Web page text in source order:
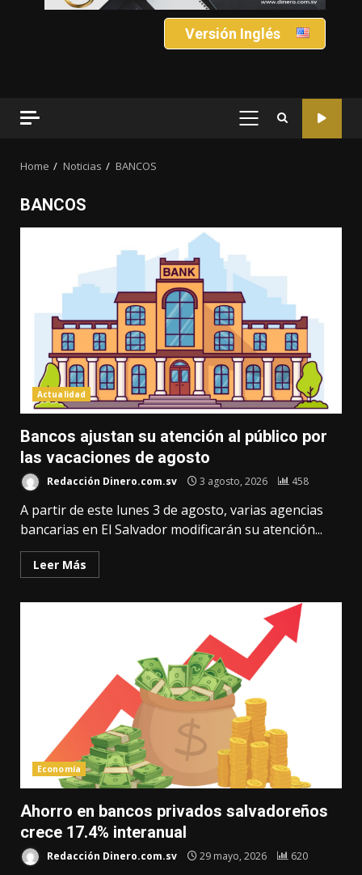
Versión Inglés
PRIMARY
Home Noticias BANCOS
BANCOS
Actualidad
Bancos ajustan su atención al público por
las vacaciones de agosto
Redacción Dinero.com.sv 3 agosto, 2026 458
A partir de este lunes 3 de agosto, varias agencias
bancarias en El Salvador modificarán su atención...
Leer Más
Economía
Ahorro en bancos privados salvadoreños
crece 17.4% interanual
Redacción Dinero.com.sv 29 mayo, 2026 620